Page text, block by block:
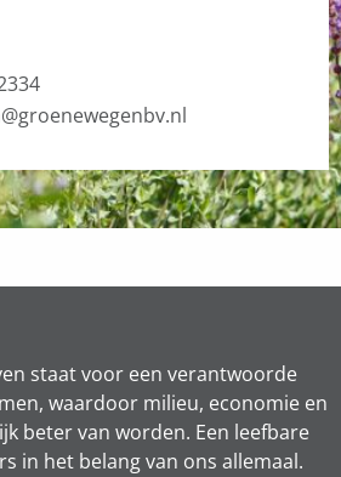
staat voor een verantwoorde
waardoor milieu, economie en
beter van worden. Een leefbare
in het belang van ons allemaal.